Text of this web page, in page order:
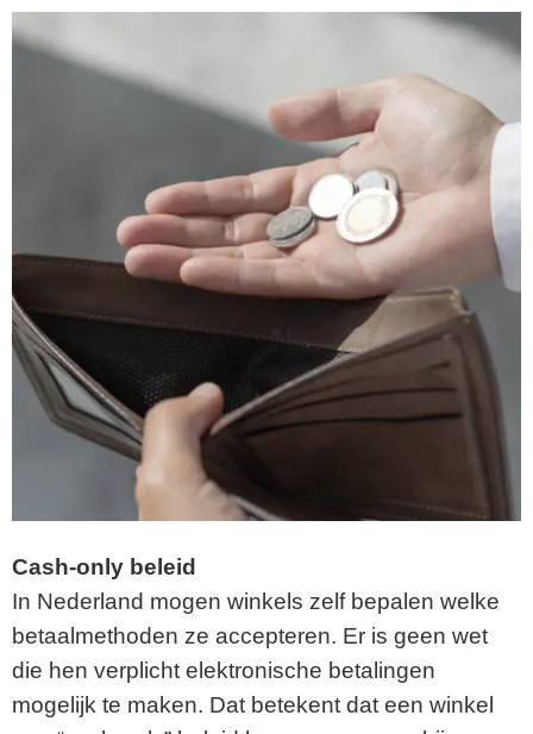
Cash-only beleid
In Nederland mogen winkels zelf bepalen welke
betaalmethoden ze accepteren. Er is geen wet
die hen verplicht elektronische betalingen
mogelijk te maken. Dat betekent dat een winkel